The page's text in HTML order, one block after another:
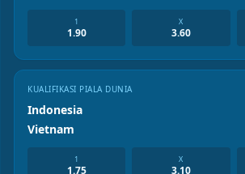
1
1.90
X
3.60
KUALIFIKASI PIALA DUNIA
Indonesia
Vietnam
1
1.75
X
3.10